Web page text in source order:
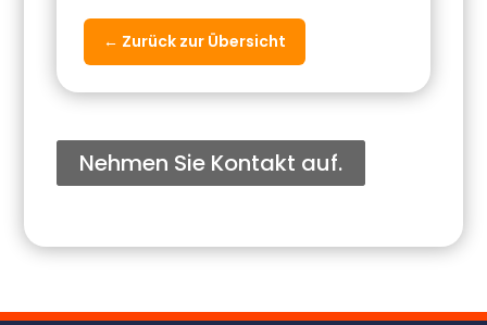
← Zurück zur Übersicht
Nehmen Sie Kontakt auf.